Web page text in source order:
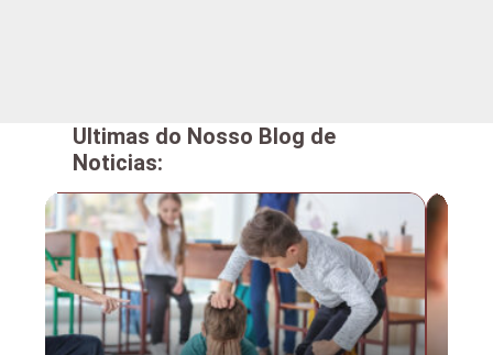
Ultimas do Nosso Blog de
Noticias: